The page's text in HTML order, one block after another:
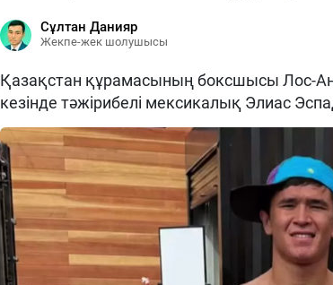
Сұлтан Данияр
Жекпе-жек шолушысы
Қазақстан құрамасының боксшысы Лос-
кезінде тәжірибелі мексикалық Элиас